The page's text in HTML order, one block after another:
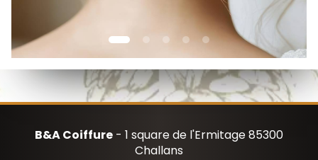
B&A Coiffure - 1 square de l'Ermitage 85300
Challans